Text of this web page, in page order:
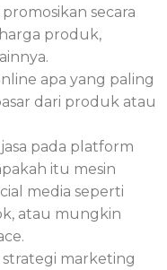
secara
produk,
apa yang paling
dari produk atau
pada platform
itu mesin
media seperti
atau mungkin
marketing